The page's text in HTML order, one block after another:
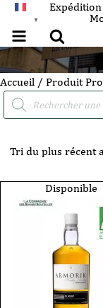
▼
Accueil / Produit
Recherche
Disponible